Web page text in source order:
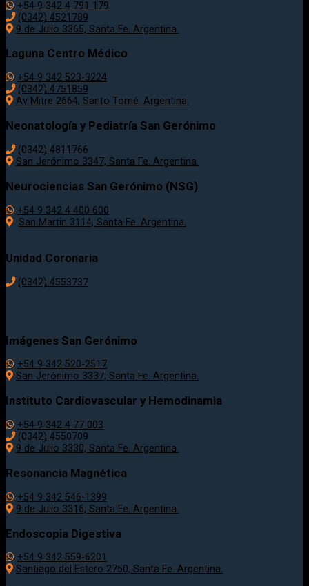
+54 9 342 4 791 179
(0342) 4521789
9 de Julio 3365, Santa Fe. Argentina.
Laguna Centro Médico
+54 9 342 523-3224
(0342) 4751859
Av Mitre 2664, Santo Tomé. Argentina.
Neonatología y Pediatría San Gerónimo
(0342) 4811766
San Jerónimo 3347, Santa Fe. Argentina.
Neurociencias San Gerónimo (NSG)
+54 9 342 4 400 600
San Martin 3114, Santa Fe. Argentina.
Unidad Coronaria
(0342) 4553737
Imágenes San Gerónimo
+54 9 342 520-2517
San Jerónimo 3337, Santa Fe. Argentina.
Instituto Cardiovascular y Hemodinamia
+54 9 342 4 77 003
(0342) 4550709
9 de Julio 3330, Santa Fe. Argentina.
Resonancia Magnética
+54 9 342 546-1399
9 de Julio 3316, Santa Fe. Argentina.
Endoscopia Digestiva
+54 9 342 559-6201
Santiago del Estero 2750, Santa Fe. Argentina.